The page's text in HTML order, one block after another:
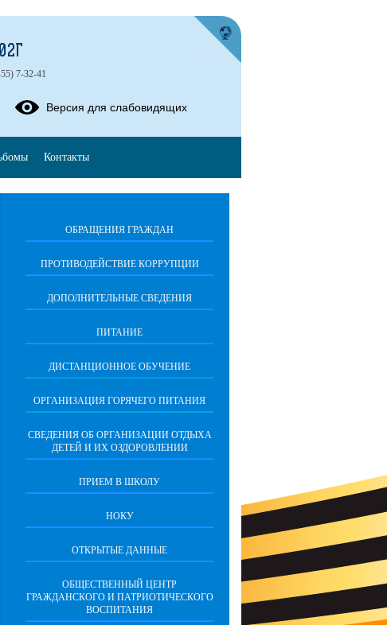
ОБРАЩЕНИЯ ГРАЖДАН
ПРОТИВОДЕЙСТВИЕ КОРРУПЦИИ
ДОПОЛНИТЕЛЬНЫЕ СВЕДЕНИЯ
ПИТАНИЕ
ДИСТАНЦИОННОЕ ОБУЧЕНИЕ
ОРГАНИЗАЦИЯ ГОРЯЧЕГО ПИТАНИЯ
СВЕДЕНИЯ ОБ ОРГАНИЗАЦИИ ОТДЫХА
ДЕТЕЙ И ИХ ОЗДОРОВЛЕНИИ
ПРИЕМ В ШКОЛУ
НОКУ
ОТКРЫТЫЕ ДАННЫЕ
ОБЩЕСТВЕННЫЙ ЦЕНТР
ГРАЖДАНСКОГО И ПАТРИОТИЧЕСКОГО
ВОСПИТАНИЯ
7-32-41
Версия для слабовидящих
Контакты